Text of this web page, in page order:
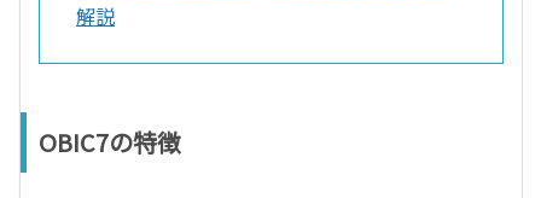
解説
OBIC7の特徴